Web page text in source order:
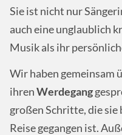
Sie ist nicht nur
auch eine unglaublich
Musik als ihr
Wir haben gemeinsam
ihrenWerdegang
großen Schritte, die
Reise gegangen ist.